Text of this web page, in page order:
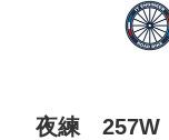
夜練 257W